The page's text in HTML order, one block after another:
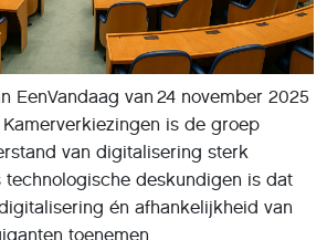
EenVandaag van 24 november 2025
is de groep
van digitalisering sterk
technologische deskundigen is dat
én afhankelijkheid van
toenemen.